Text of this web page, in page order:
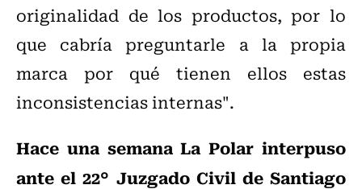
originalidad de los productos, por lo
que cabría preguntarle a la propia
marca por qué tienen ellos estas
inconsistencias internas".
Hace una semana La Polar interpuso
ante el 22° Juzgado Civil de Santiago